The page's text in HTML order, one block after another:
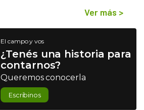
Ver más >
El campo y vos
¿Tenés una historia para
contarnos?
Queremos conocerla
Escribinos